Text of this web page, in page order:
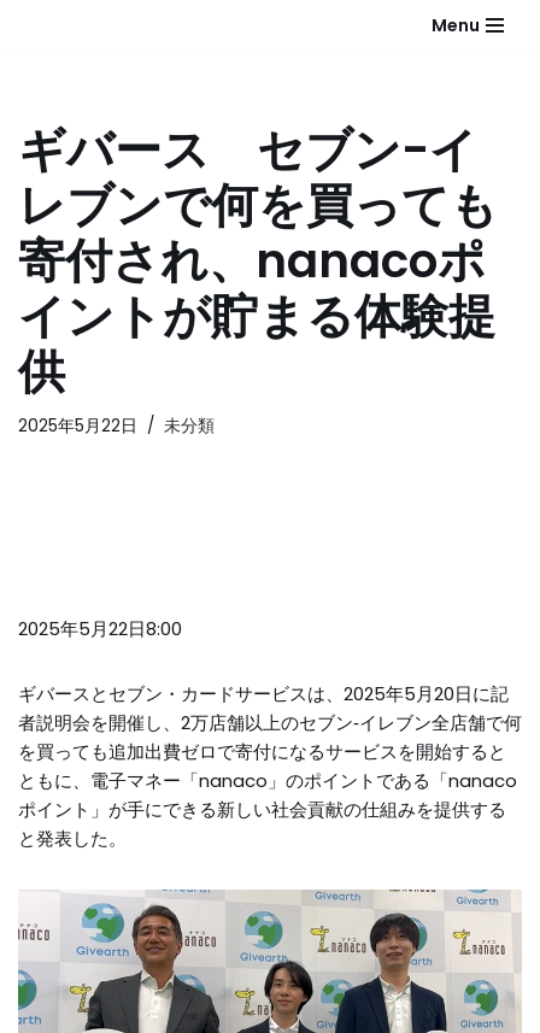
ン
へ
ス
キ
プ
Menu
ギバース セブン-イ
レブンで何を買っても
寄付され、nanacoポ
イントが貯まる体験提
供
2025年5月22日 未分類
2025年5月22日8:00
ギバースとセブン・カードサービスは、2025年5月20日に記
者説明会を開催し、2万店舗以上のセブン‐イレブン全店舗で何
を買っても追加出費ゼロで寄付になるサービスを開始すると
ともに、電子マネー「nanaco」のポイントである「nanaco
ポイント」が手にできる新しい社会貢献の仕組みを提供する
と発表した。